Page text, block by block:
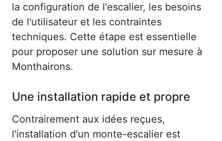
la configuration de l'escalier, les besoins
de l'utilisateur et les contraintes
techniques. Cette étape est essentielle
pour proposer une solution sur mesure à
Monthairons.
Une installation rapide et propre
Contrairement aux idées reçues,
l'installation d'un monte-escalier est